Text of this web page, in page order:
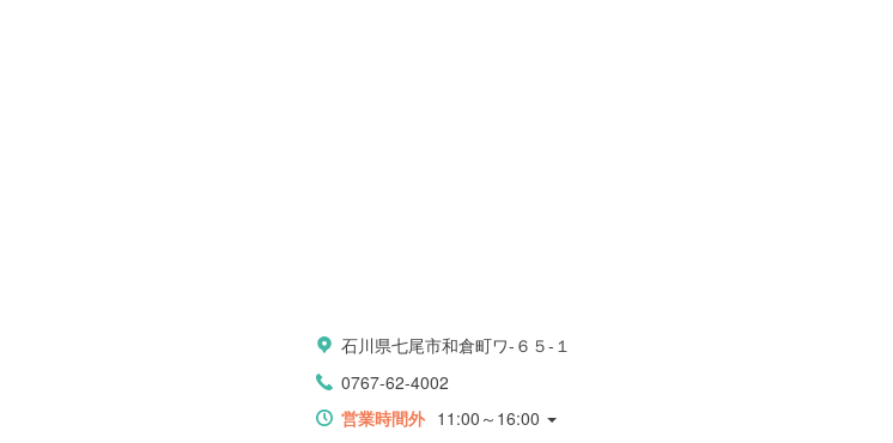
石川県七尾市和倉町ワ-６５-１
0767-62-4002
営業時間外 11:00～16:00